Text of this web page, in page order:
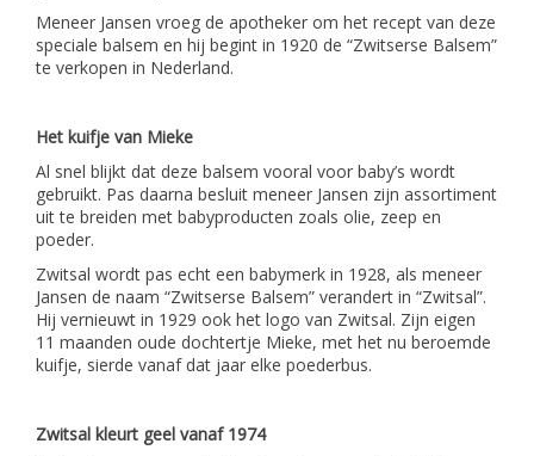
Meneer Jansen vroeg de apotheker om het recept van deze
speciale balsem en hij begint in 1920 de “Zwitserse Balsem”
te verkopen in Nederland.
Het kuifje van Mieke
Al snel blijkt dat deze balsem vooral voor baby’s wordt
gebruikt. Pas daarna besluit meneer Jansen zijn assortiment
uit te breiden met babyproducten zoals olie, zeep en
poeder.
Zwitsal wordt pas echt een babymerk in 1928, als meneer
Jansen de naam “Zwitserse Balsem” verandert in “Zwitsal”.
Hij vernieuwt in 1929 ook het logo van Zwitsal. Zijn eigen
11 maanden oude dochtertje Mieke, met het nu beroemde
kuifje, sierde vanaf dat jaar elke poederbus.
Zwitsal kleurt geel vanaf 1974